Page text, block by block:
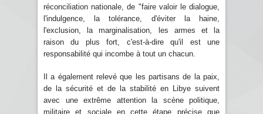
réconciliation nationale, de "faire valoir le dialogue,
l'indulgence, la tolérance, d'éviter la haine,
l'exclusion, la marginalisation, les armes et la
raison du plus fort, c'est-à-dire qu'il est une
responsabilité qui incombe à tout un chacun.
Il a également relevé que les partisans de la paix,
de la sécurité et de la stabilité en Libye suivent
avec une extrême attention la scène politique,
militaire et sociale en cette étape précise que